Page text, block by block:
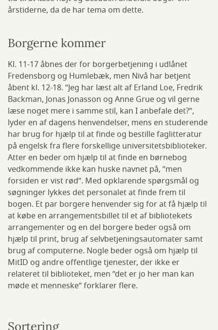
årstiderne, da de har tema om dette.
Borgerne kommer
Kl. 11-17 åbnes der for borgerbetjening i udlånet
Fredensborg og Humlebæk, men Nivå har betjent
åbent kl. 12-18. ”Jeg har læst alt af Erland Loe, Fredrik
Backman, Jonas Jonasson og Anne Grue og vil gerne
læse noget mere i samme stil, kan I anbefale det?”,
lyder en af dagens henvendelser, mens en studerende
har brug for hjælp til at finde og bestille faglitteratur
på engelsk fra flere forskellige universitetsbiblioteker.
Atter en beder om hjælp til at finde en børnebog
vedkommende ikke kan huske navnet på, ”men
forsiden er vist rød”. Med opklarende spørgsmål og
søgninger lykkes det personalet at finde frem til
bogen. Et par borgere henvender sig for at få hjælp til
at købe en arrangementsbillet til et af bibliotekets
arrangementer og en del borgere beder også om
hjælp til print, brug af selvbetjeningsautomater samt
brug af computerne. Nogle beder også om hjælp til
MitID og andre offentlige tjenester, der ikke er
relateret til biblioteket, men ”det er jo her man kan
møde et menneske” forklarer flere.
Sortering